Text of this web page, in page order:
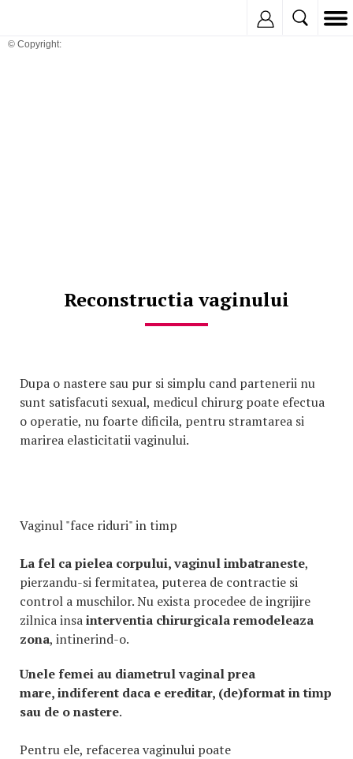
© Copyright:
Reconstructia vaginului
Dupa o nastere sau pur si simplu cand partenerii nu
sunt satisfacuti sexual, medicul chirurg poate efectua
o operatie, nu foarte dificila, pentru stramtarea si
marirea elasticitatii vaginului.
Vaginul "face riduri" in timp
La fel ca pielea corpului, vaginul imbatraneste,
pierzandu-si fermitatea, puterea de contractie si
control a muschilor. Nu exista procedee de ingrijire
zilnica insainterventia chirurgicala remodeleaza
zona, intinerind-o.
Unele femei au diametrul vaginal prea
mare, indiferent daca e ereditar, (de)format in timp
sau de o nastere.
Pentru ele, refacerea vaginului poate